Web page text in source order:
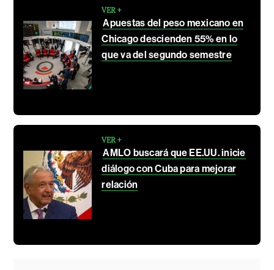
VER +
Apuestas del peso mexicano en
Chicago descienden 55% en lo
que va del segundo semestre
VER +
AMLO buscará que EE.UU. inicie
diálogo con Cuba para mejorar
relación